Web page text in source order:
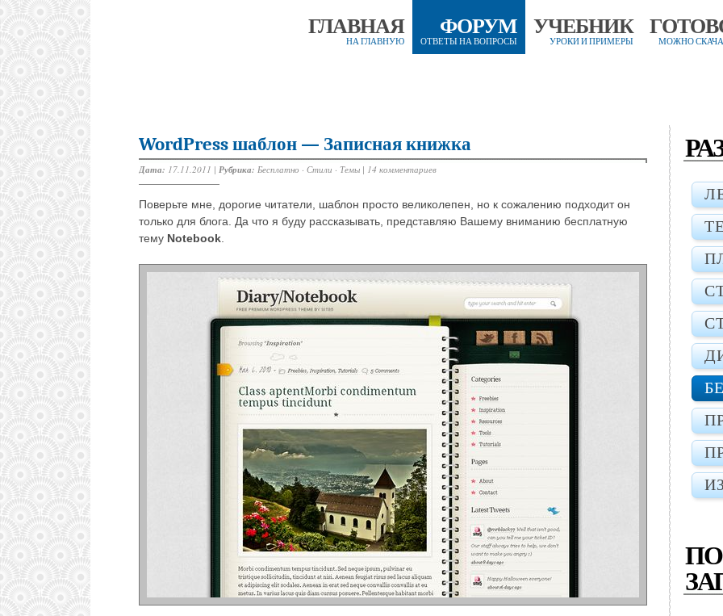
ГЛАВНАЯ
НА ГЛАВНУЮ
ФОРУМ
ОТВЕТЫ НА ВОПРОСЫ
УЧЕБНИК
УРОКИ И ПРИМЕРЫ МОЖНО
WordPress шаблон — Записная книжка
Дата: 17.11.2011 | Рубрика: Бесплатно · Стили · Темы | 14 комментариев
Поверьте мне, дорогие читатели, шаблон просто великолепен, но к сожалению подходит он
только для блога. Да что я буду рассказывать, представляю Вашему вниманию бесплатную
тему Notebook